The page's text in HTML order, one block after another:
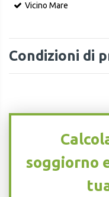
Vicino Mare
Condizioni di
soggiorno